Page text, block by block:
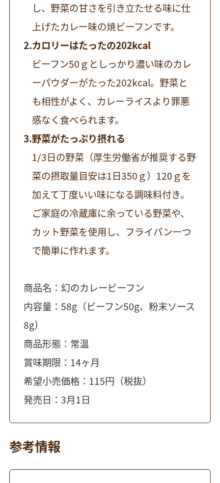
し、野菜の甘さを引き立たせる味に仕
上げたカレー味の焼ビーフンです。
カロリーはたったの202kcal
ビーフン50ｇとしっかり濃い味のカレ
ーパウダーがたった202kcal。野菜と
も相性がよく、カレーライスより罪悪
感なく食べられます。
野菜がたっぷり摂れる
1/3日の野菜（厚生労働省が推奨する野
菜の摂取量目安は1日350ｇ）120ｇを
加えて丁度いい味になる調味料付き。
ご家庭の冷蔵庫に余っている野菜や、
カット野菜を使用し、フライパン一つ
で簡単に作れます。
商品名：幻のカレービーフン
内容量：58g（ビーフン50g、粉末ソース
8g）
商品形態：常温
賞味期限：14ヶ月
希望小売価格：115円（税抜）
発売日：3月1日
参考情報